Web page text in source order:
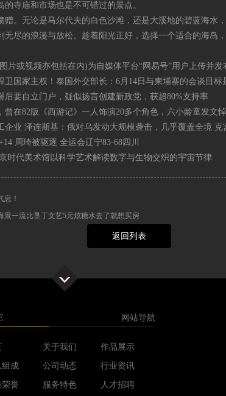
寺庙和市场也是不可错过的景点。
无论是马尔代夫的白色沙滩，还是大溪地的碧蓝海水
无尽的浪漫与放松。趁着阳光正好，选择一个适合的海岛
或视频亦包括在内)为自媒体平台“网易号”用户上传并发
国家主权！泰国外交部长：6月14日与柬埔寨的会谈目标
要自立门户，疑似扬言创建新政党，获超80%支持率
82版《西游记》一人饰演20多个角色，六小龄童发文悼
泽连斯基：俄对乌发动大规模袭击，几乎覆盖全境 克
周琦被驱逐 全运会辽宁83-68四川
代美术馆以科学艺术解读数字与生物交织的宇宙节律
息！
景一流比垦丁文艺5元炫糖水去了就想买房
返回列表
网站导航
关于我们 作品展示
组成 公司动态 行业资讯
荣誉 服务特色 人才招聘